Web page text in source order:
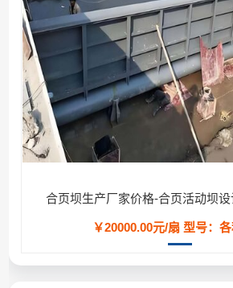
合页坝生产厂家价格-合页活动坝设
￥20000.00元/扇 型号：